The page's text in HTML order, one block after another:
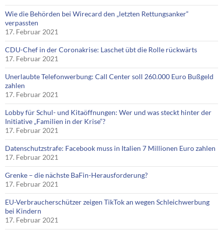
Wie die Behörden bei Wirecard den „letzten Rettungsanker“
verpassten
17. Februar 2021
CDU-Chef in der Coronakrise: Laschet übt die Rolle rückwärts
17. Februar 2021
Unerlaubte Telefonwerbung: Call Center soll 260.000 Euro Bußgeld
zahlen
17. Februar 2021
Lobby für Schul- und Kitaöffnungen: Wer und was steckt hinter der
Initiative „Familien in der Krise“?
17. Februar 2021
Datenschutzstrafe: Facebook muss in Italien 7 Millionen Euro zahlen
17. Februar 2021
Grenke – die nächste BaFin-Herausforderung?
17. Februar 2021
EU-Verbraucherschützer zeigen TikTok an wegen Schleichwerbung
bei Kindern
17. Februar 2021